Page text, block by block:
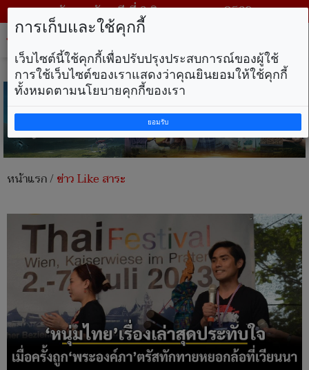
วันพฤหัสบดี ที่ 6 สิงหาคม พ.ศ. 2569
หน้าแรก/ข่าว Like สาระ
การเก็บและใช้คุกกี้
เว็บไซต์นี้ใช้คุกกี้เพื่อปรับปรุงประสบการณ์ของผู้ใช้
การใช้เว็บไซต์ของเราแสดงว่าคุณยินยอมให้ใช้คุกกี้
ทั้งหมดตามนโยบายคุกกี้ของเรา
ยอมรับ